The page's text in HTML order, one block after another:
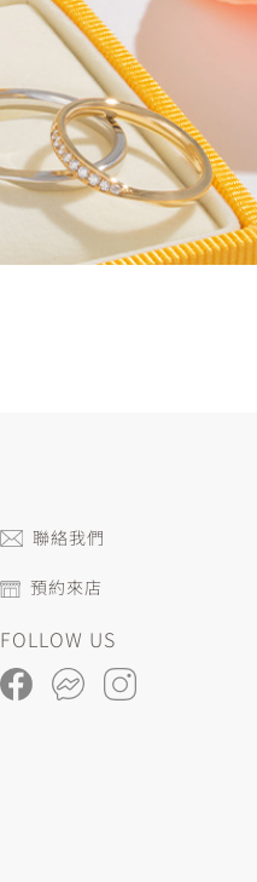
聯絡我們
預約來店
FOLLOW US